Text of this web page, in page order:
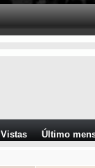
Vistas Último